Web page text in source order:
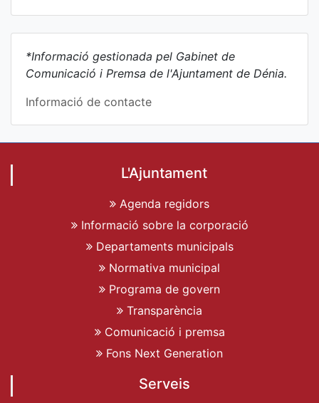
*Informació gestionada pel Gabinet de
Comunicació i Premsa de l'Ajuntament de Dénia.
Informació de contacte
L'Ajuntament
Agenda regidors
Informació sobre la corporació
Departaments municipals
Normativa municipal
Programa de govern
Transparència
Comunicació i premsa
Fons Next Generation
Serveis